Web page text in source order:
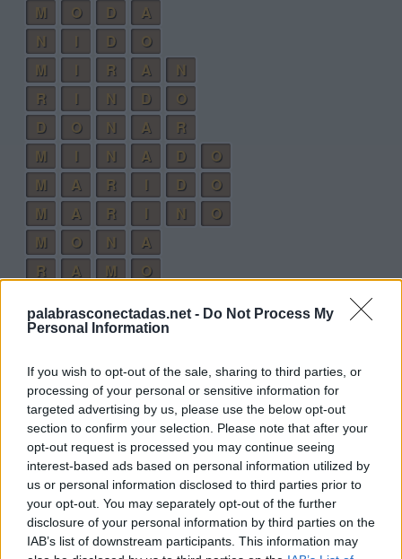
palabrasconectadas.net - Do Not Process My
Personal Information
If you wish to opt-out of the sale, sharing to third parties, or
processing of your personal or sensitive information for
targeted advertising by us, please use the below opt-out
section to confirm your selection. Please note that after your
opt-out request is processed you may continue seeing
interest-based ads based on personal information utilized by
us or personal information disclosed to third parties prior to
your opt-out. You may separately opt-out of the further
disclosure of your personal information by third parties on the
IAB’s list of downstream participants. This information may
M
O D
A
N
D
O
M
R A
N
R
N D
O
D
O N A
R
M
I N A D
O
M
A R I D
O
M
A R I N
O
M
O N
A
R
A M
O
R
I M
A
D
O M
A
M
N
O
M
I D
A
M
A R
O
M
O R
A
D
R O
N